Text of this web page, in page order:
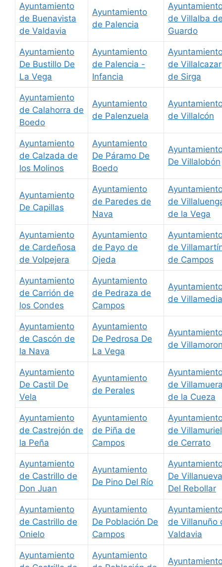
Ayuntamiento
de Buenavista
de Valdavia
Ayuntamiento
de Palencia
de Villalba
Guardo
Ayuntamiento
De Bustillo De
La Vega
Ayuntamiento
de Palencia -
Infancia
de Villalcazar
de Sirga
Ayuntamiento
de Calahorra de
Boedo
Ayuntamiento
de Palenzuela
de Villalcón
Ayuntamiento
de Calzada de
los Molinos
Ayuntamiento
De Páramo De
Boedo
De Villalobón
Ayuntamiento
De Capillas
Ayuntamiento
de Paredes de
Nava
de
de la Vega
Ayuntamiento
de Cardeñosa
de Volpejera
Ayuntamiento
de Payo de
Ojeda
de
de Campos
Ayuntamiento
de Carrión de
los Condes
Ayuntamiento
de Pedraza de
Campos
de
Ayuntamiento
de Cascón de
la Nava
Ayuntamiento
De Pedrosa De
La Vega
de
Ayuntamiento
De Castil De
Vela
Ayuntamiento
de Perales
de
de la Cueza
Ayuntamiento
de Castrejón de
la Peña
Ayuntamiento
de Piña de
Campos
de Villamuriel
de Cerrato
Ayuntamiento
de Castrillo de
Don Juan
Ayuntamiento
De Pino Del Río
De Villanueva
Del Rebollar
Ayuntamiento
de Castrillo de
Onielo
Ayuntamiento
De Población De
Campos
de Villanuño
Valdavia
Ayuntamiento
Ayuntamiento